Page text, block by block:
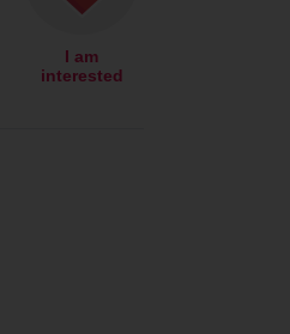
I am
interested